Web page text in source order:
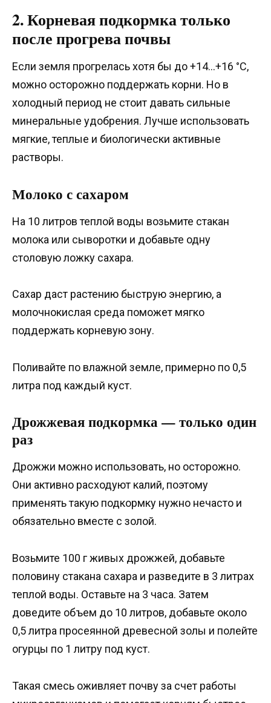
2. Корневая подкормка только
после прогрева почвы
Если земля прогрелась хотя бы до +14…+16 °C,
можно осторожно поддержать корни. Но в
холодный период не стоит давать сильные
минеральные удобрения. Лучше использовать
мягкие, теплые и биологически активные
растворы.
Молоко с сахаром
На 10 литров теплой воды возьмите стакан
молока или сыворотки и добавьте одну
столовую ложку сахара.
Сахар даст растению быструю энергию, а
молочнокислая среда поможет мягко
поддержать корневую зону.
Поливайте по влажной земле, примерно по 0,5
литра под каждый куст.
Дрожжевая подкормка — только один
раз
Дрожжи можно использовать, но осторожно.
Они активно расходуют калий, поэтому
применять такую подкормку нужно нечасто и
обязательно вместе с золой.
Возьмите 100 г живых дрожжей, добавьте
половину стакана сахара и разведите в 3 литрах
теплой воды. Оставьте на 3 часа. Затем
доведите объем до 10 литров, добавьте около
0,5 литра просеянной древесной золы и полейте
огурцы по 1 литру под куст.
Такая смесь оживляет почву за счет работы